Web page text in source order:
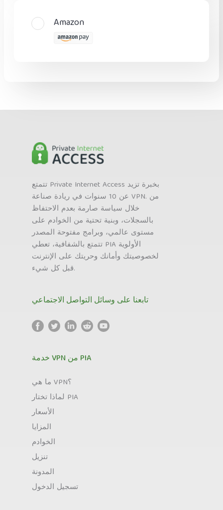
Amazon
تتمتع Private Internet Access بخبرة تزيد
عن 10 سنوات في ريادة صناعة VPN. من
خلال سياسة صارمة بعدم الاحتفاظ
بالسجلات، وبنية تحتية من الخوادم على
مستوى عالمي، وبرامج مفتوحة المصدر
تتمتع بالشفافية، تعطي PIA الأولوية
لخصوصيتك وأمانك وحريتك على الإنترنت
قبل كل شيء.
تابعنا على وسائل التواصل الاجتماعي
خدمة VPN من PIA
ما هي VPN؟
لماذا تختار PIA
الأسعار
المزايا
الخوادم
تنزيل
المدونة
تسجيل الدخول